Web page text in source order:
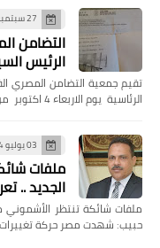
27 سبتمبر 2023
التضامن
الرئيس
تقيم جمعية التضامن المصري
الرئاسية يوم الاربعاء 4 اكتوبر من الساعة 7 …
03 يوليو 2024
ملفات
الجديد ..
ملفات شائكة تنتظر
حبيب: شهدت مصر حركة تغييرات